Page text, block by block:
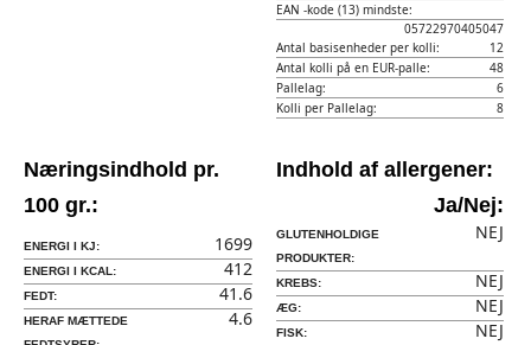
EAN -kode (13) mindste:
05722970405047
Antal basisenheder per kolli:
12
Antal kolli på en EUR-palle:
48
Pallelag:
6
Kolli per Pallelag:
8
Næringsindhold pr.
100 gr.:
ENERGI I KJ: 1699
ENERGI I KCAL: 412
FEDT: 41.6
HERAF MÆTTEDE
4.6
Indhold af allergener:
Ja/Nej:
GLUTENHOLDIGE
PRODUKTER:
NEJ
KREBS: NEJ
ÆG: NEJ
FISK:
NEJ